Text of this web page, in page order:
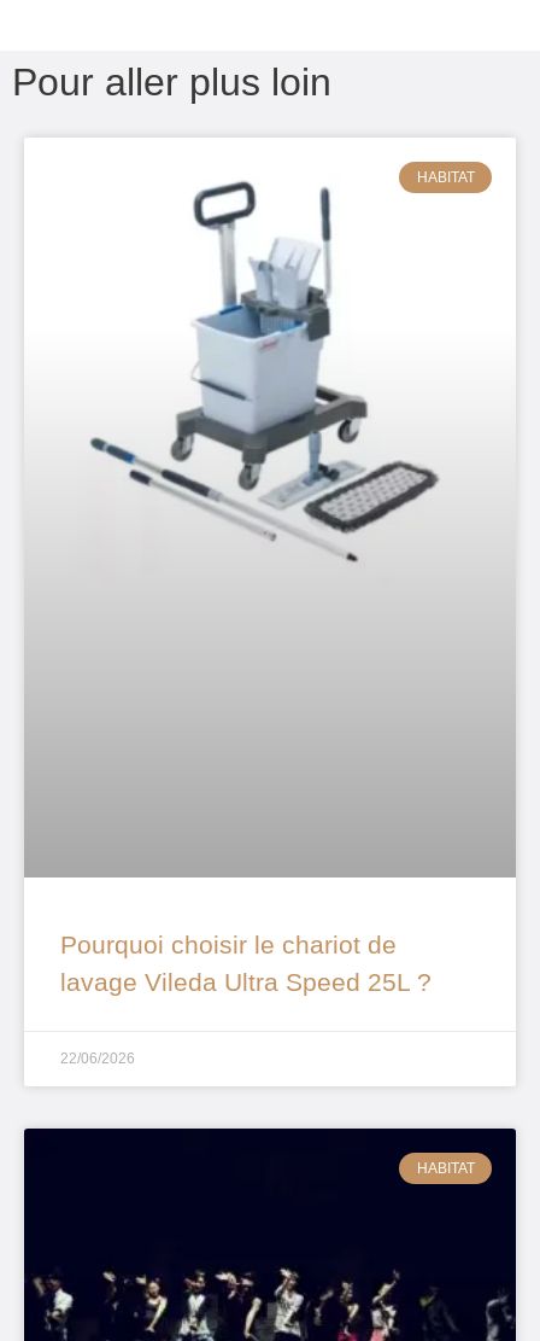
Pour aller plus loin
HABITAT
Pourquoi choisir le chariot de
lavage Vileda Ultra Speed 25L ?
22/06/2026
HABITAT